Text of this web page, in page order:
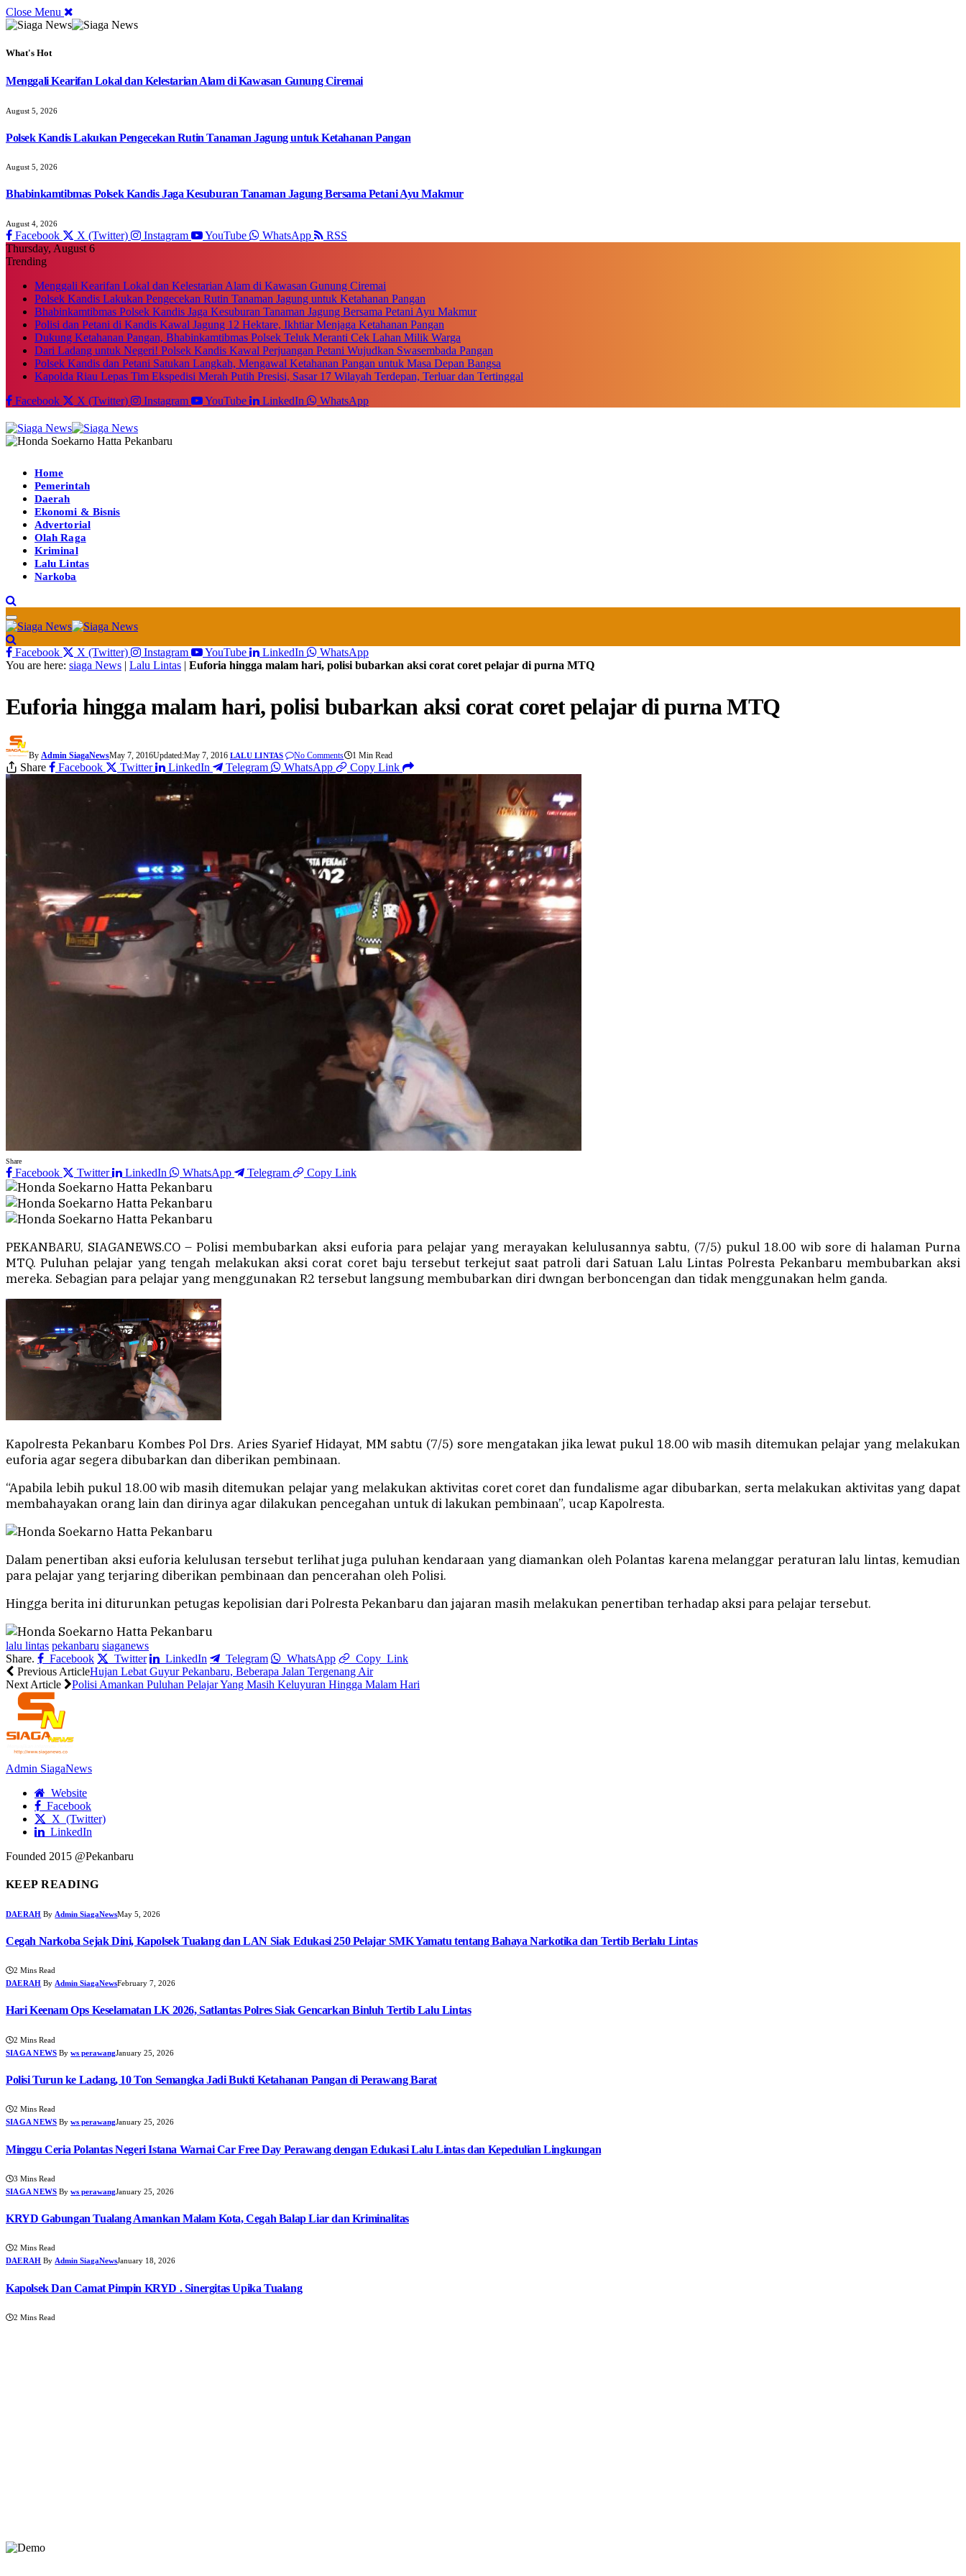
Close Menu
What's Hot
Menggali Kearifan Lokal dan Kelestarian Alam di Kawasan Gunung Ciremai
August 5, 2026
Polsek Kandis Lakukan Pengecekan Rutin Tanaman Jagung untuk Ketahanan Pangan
August 5, 2026
Bhabinkamtibmas Polsek Kandis Jaga Kesuburan Tanaman Jagung Bersama Petani Ayu Makmur
August 4, 2026
Facebook X (Twitter) Instagram YouTube WhatsApp
RSS
Thursday, August 6
Trending
Menggali Kearifan Lokal dan Kelestarian Alam di Kawasan Gunung Ciremai
Polsek Kandis Lakukan Pengecekan Rutin Tanaman Jagung untuk Ketahanan Pangan
Bhabinkamtibmas Polsek Kandis Jaga Kesuburan Tanaman Jagung Bersama Petani Ayu Makmur
Polisi dan Petani di Kandis Kawal Jagung 12 Hektare, Ikhtiar Menjaga Ketahanan Pangan
Dukung Ketahanan Pangan, Bhabinkamtibmas Polsek Teluk Meranti Cek Lahan Milik Warga
Dari Ladang untuk Negeri! Polsek Kandis Kawal Perjuangan Petani Wujudkan Swasembada Pangan
Polsek Kandis dan Petani Satukan Langkah, Mengawal Ketahanan Pangan untuk Masa Depan Bangsa
Kapolda Riau Lepas Tim Ekspedisi Merah Putih Presisi, Sasar 17 Wilayah Terdepan, Terluar dan Tertinggal
Facebook
X (Twitter) Instagram YouTube LinkedIn WhatsApp
Home
Pemerintah
Daerah
Ekonomi & Bisnis
Advertorial
Olah Raga
Kriminal
Lalu Lintas
Narkoba
Facebook X (Twitter) Instagram YouTube LinkedIn
WhatsApp
You are here: siaga News | Lalu Lintas | Euforia hingga malam hari, polisi bubarkan aksi corat coret pelajar di purna MTQ
Euforia hingga malam hari, polisi bubarkan aksi corat coret pelajar di purna MTQ
By Admin SiagaNewsMay 7, 2016Updated:May 7, 2016 LALU LINTAS No Comments 1 Min Read
Share Facebook Twitter LinkedIn Telegram WhatsApp Copy Link
Share
Facebook Twitter LinkedIn WhatsApp Telegram Copy Link
PEKANBARU, SIAGANEWS.CO – Polisi membubarkan aksi euforia para pelajar yang merayakan kelulusannya sabtu, (7/5) pukul 18.00 wib sore di halaman Purna
MTQ. Puluhan pelajar yang tengah melakukan aksi corat coret baju tersebut terkejut saat patroli dari Satuan Lalu Lintas Polresta Pekanbaru membubarkan aksi
mereka. Sebagian para pelajar yang menggunakan R2 tersebut langsung membubarkan diri dwngan berboncengan dan tidak menggunakan helm ganda.
Kapolresta Pekanbaru Kombes Pol Drs. Aries Syarief Hidayat, MM sabtu (7/5) sore mengatakan jika lewat pukul 18.00 wib masih ditemukan pelajar yang melakukan
euforia agar segera dibubarkan dan diberikan pembinaan.
“Apabila lebih pukul 18.00 wib masih ditemukan pelajar yang melakukan aktivitas coret coret dan fundalisme agar dibubarkan, serta melakukan aktivitas yang dapat
membahayakan orang lain dan dirinya agar dilakukan pencegahan untuk di lakukan pembinaan”, ucap Kapolresta.
Dalam penertiban aksi euforia kelulusan tersebut terlihat juga puluhan kendaraan yang diamankan oleh Polantas karena melanggar peraturan lalu lintas, kemudian
para pelajar yang terjaring diberikan pembinaan dan pencerahan oleh Polisi.
Hingga berita ini diturunkan petugas kepolisian dari Polresta Pekanbaru dan jajaran masih melakukan penertiban terhadap aksi para pelajar tersebut.
lalu lintas pekanbaru siaganews
Share.
Facebook Twitter LinkedIn Telegram WhatsApp Copy Link
Previous ArticleHujan Lebat Guyur Pekanbaru, Beberapa Jalan Tergenang Air
Next Article
Polisi Amankan Puluhan Pelajar Yang Masih Keluyuran Hingga Malam Hari
Admin SiagaNews
Website
Facebook
X (Twitter)
LinkedIn
Founded 2015 @Pekanbaru
KEEP READING
DAERAH By Admin SiagaNewsMay 5, 2026
Cegah Narkoba Sejak Dini, Kapolsek Tualang dan LAN Siak Edukasi 250 Pelajar SMK Yamatu tentang Bahaya Narkotika dan Tertib Berlalu Lintas
2 Mins Read
DAERAH By Admin SiagaNewsFebruary 7, 2026
Hari Keenam Ops Keselamatan LK 2026, Satlantas Polres Siak Gencarkan Binluh Tertib Lalu Lintas
2 Mins Read
SIAGA NEWS By ws perawangJanuary 25, 2026
Polisi Turun ke Ladang, 10 Ton Semangka Jadi Bukti Ketahanan Pangan di Perawang Barat
2 Mins Read
SIAGA NEWS By ws perawangJanuary 25, 2026
Minggu Ceria Polantas Negeri Istana Warnai Car Free Day Perawang dengan Edukasi Lalu Lintas dan Kepedulian Lingkungan
3 Mins Read
SIAGA NEWS By ws perawangJanuary 25, 2026
KRYD Gabungan Tualang Amankan Malam Kota, Cegah Balap Liar dan Kriminalitas
2 Mins Read
DAERAH By Admin SiagaNewsJanuary 18, 2026
Kapolsek Dan Camat Pimpin KRYD . Sinergitas Upika Tualang
2 Mins Read